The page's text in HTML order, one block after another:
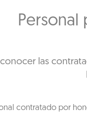
Personal
las
contratado por